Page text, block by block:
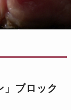
」ブロック